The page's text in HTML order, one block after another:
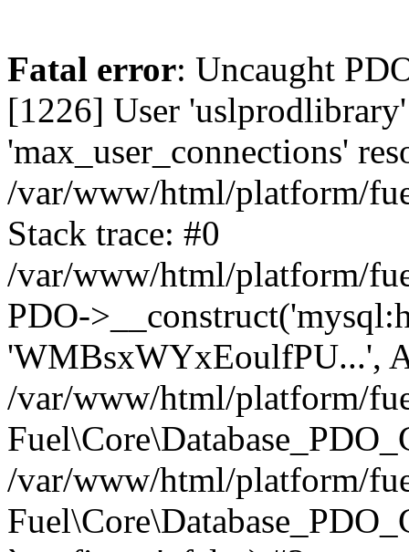
Fatal error: Uncaught
[1226] User 'uslprodlibrary'
'max_user_connections'
/var/www/html/platform/
Stack trace: #0
/var/www/html/platform/
PDO-
'WMBsxWYxEoulfPU...',
/var/www/html/platform/
/var/www/html/platform/